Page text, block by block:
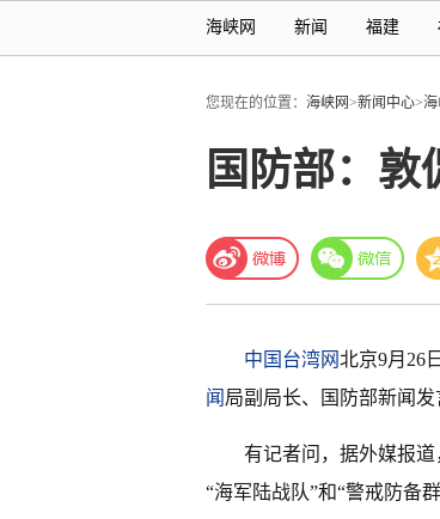
海峡网 新闻 福建
您现在的位置： 海峡网>新闻中心>
国防部：
中国台湾网北京9月26
闻 局副局长、国防部新闻发
有记者问，据外媒报
“海军陆战队”和“警戒防备